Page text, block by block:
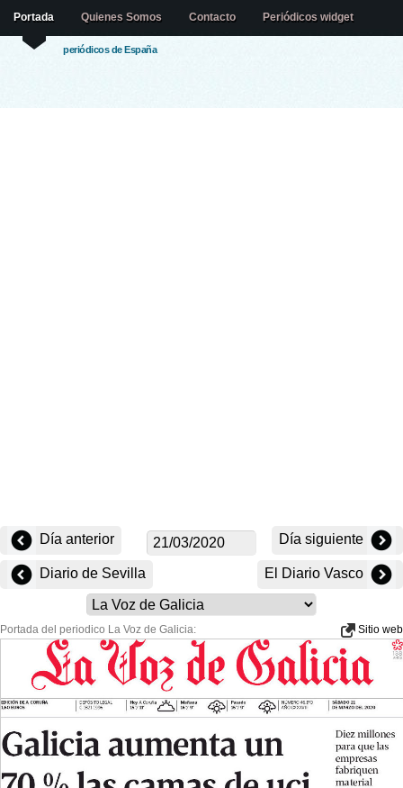
periódicos de España
Portada Quienes Somos Contacto Periódicos widget
Día anterior Día siguiente
Diario de Sevilla El Diario Vasco
Portada del periodico La Voz de Galicia: Sitio web